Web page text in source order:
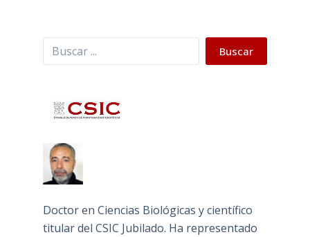
Buscar Buscar
Doctor en Ciencias Biológicas y científico
titular del CSIC Jubilado. Ha representado